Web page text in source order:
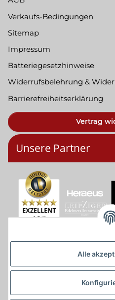
Alle
Verkaufs-Bedingungen
Sitemap
Impressum
Batteriegesetzhinweise
Widerrufsbelehrung &
Barrierefreiheitserklärung
Vertrag
Unsere Partner